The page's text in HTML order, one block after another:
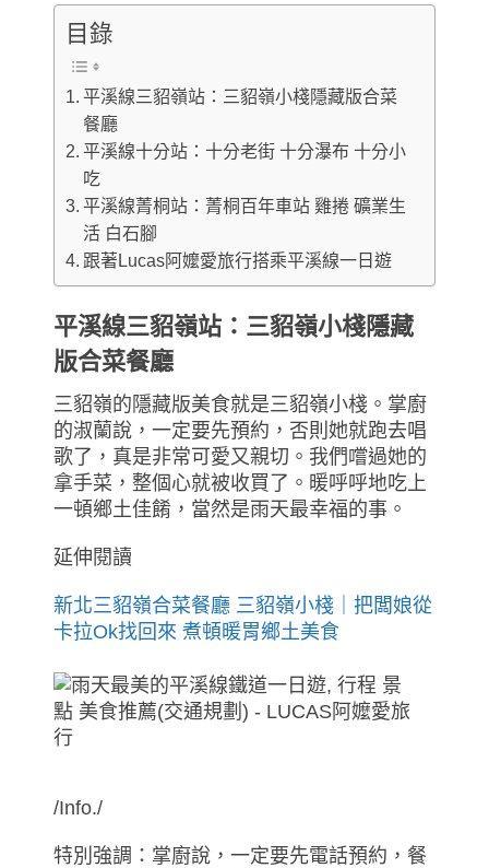
目錄
平溪線三貂嶺站：三貂嶺小棧隱藏版合菜
餐廳
平溪線十分站：十分老街 十分瀑布 十分小
吃
平溪線菁桐站：菁桐百年車站 雞捲 礦業生
活 白石腳
跟著Lucas阿嬤愛旅行搭乘平溪線一日遊
平溪線三貂嶺站：三貂嶺小棧隱藏
版合菜餐廳
三貂嶺的隱藏版美食就是三貂嶺小棧。掌廚
的淑蘭說，一定要先預約，否則她就跑去唱
歌了，真是非常可愛又親切。我們嚐過她的
拿手菜，整個心就被收買了。暖呼呼地吃上
一頓鄉土佳餚，當然是雨天最幸福的事。
延伸閱讀
新北三貂嶺合菜餐廳 三貂嶺小棧｜把闆娘從
卡拉Ok找回來 煮頓暖胃鄉土美食
/Info./
特別強調：掌廚說，一定要先電話預約，餐